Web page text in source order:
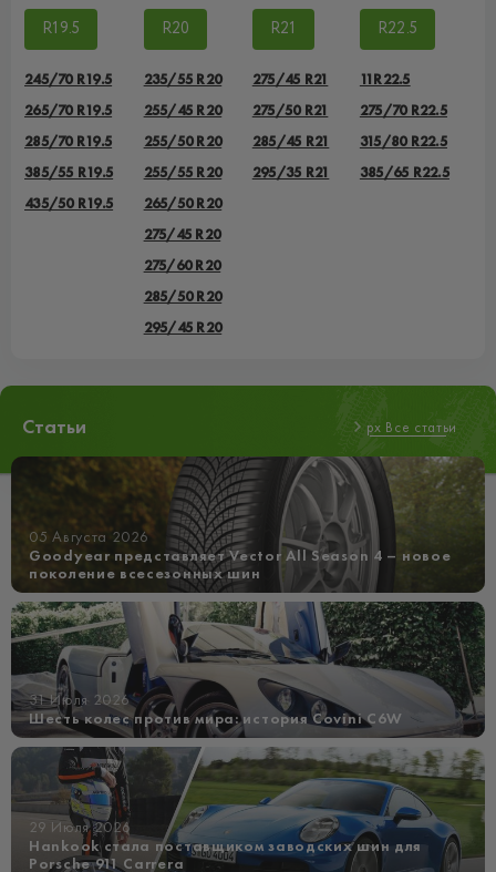
R19.5
245/70 R19.5
265/70 R19.5
285/70 R19.5
385/55 R19.5
435/50 R19.5
R20
235/55 R20
255/45 R20
255/50 R20
255/55 R20
265/50 R20
275/45 R20
275/60 R20
285/50 R20
295/45 R20
R21
275/45 R21
275/50 R21
285/45 R21
295/35 R21
R22.5
11R22.5
275/70 R22.5
315/80 R22.5
385/65 R22.5
Статьи px Все статьи
05 Августа 2026
Goodyear представляет Vector All Season 4 – новое
поколение всесезонных шин
31 Июля 2026
Шесть колес против мира: история Covini C6W
29 Июля 2026
Hankook стала поставщиком заводских шин для
Porsche 911 Carrera